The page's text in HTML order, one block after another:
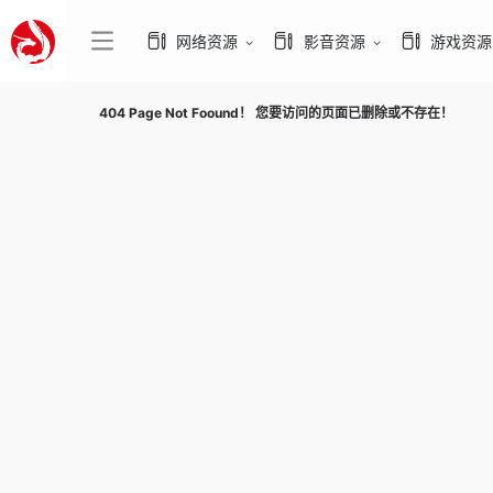
网络资源 影音资源 游戏资源
404 Page Not Foound！ 您要访问的页面已删除或不存在！